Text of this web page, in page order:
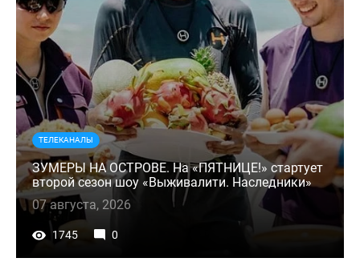
ТЕЛЕКАНАЛЫ
ЗУМЕРЫ НА ОСТРОВЕ. На «ПЯТНИЦЕ!» стартует
второй сезон шоу «Выживалити. Наследники»
07 августа, 2026
1745 0